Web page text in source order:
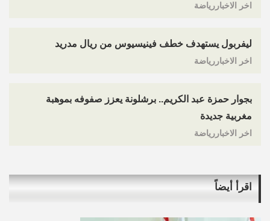
اخر الاخباررياضة
ليفربول يستهدف خطف فينيسيوس من ريال مدريد
اخر الاخباررياضة
بجوار حمزة عبد الكريم.. برشلونة يعزز صفوفه بموهبة
مغربية جديدة
اخر الاخباررياضة
اقرأ أيضاً